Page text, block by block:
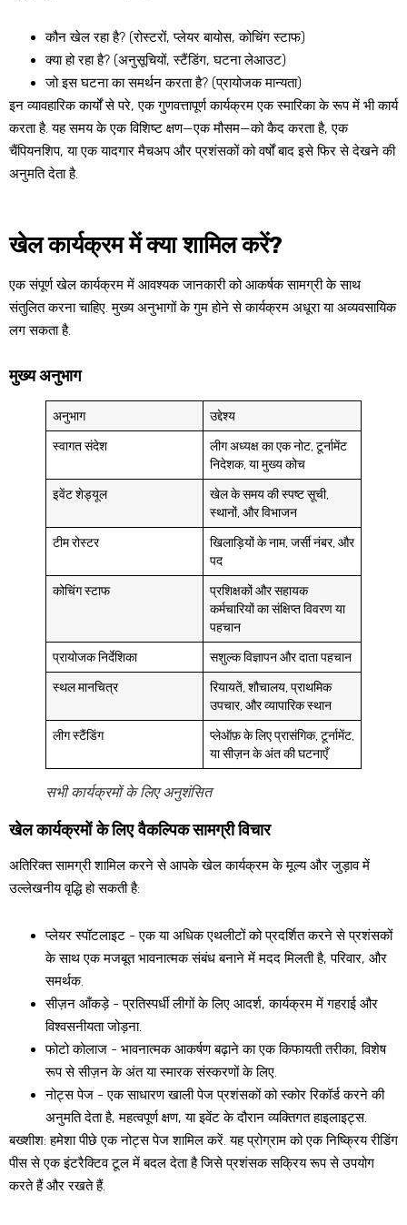
कौन खेल रहा है? (रोस्टरों, प्लेयर बायोस, कोचिंग स्टाफ)
क्या हो रहा है? (अनुसूचियों, स्टैंडिंग, घटना लेआउट)
जो इस घटना का समर्थन करता है? (प्रायोजक मान्यता)
इन व्यावहारिक कार्यों से परे, एक गुणवत्तापूर्ण कार्यक्रम एक स्मारिका के रूप में भी कार्य
करता है. यह समय के एक विशिष्ट क्षण—एक मौसम—को कैद करता है, एक
चैंपियनशिप, या एक यादगार मैचअप और प्रशंसकों को वर्षों बाद इसे फिर से देखने की
अनुमति देता है.
खेल कार्यक्रम में क्या शामिल करें?
एक संपूर्ण खेल कार्यक्रम में आवश्यक जानकारी को आकर्षक सामग्री के साथ
संतुलित करना चाहिए. मुख्य अनुभागों के गुम होने से कार्यक्रम अधूरा या अव्यवसायिक
लग सकता है.
मुख्य अनुभाग
अनुभाग उद्देश्य
स्वागत संदेश
लीग अध्यक्ष का एक नोट, टूर्नामेंट
निदेशक, या मुख्य कोच
इवेंट शेड्यूल
खेल के समय की स्पष्ट सूची,
स्थानों, और विभाजन
टीम रोस्टर
खिलाड़ियों के नाम, जर्सी नंबर, और
पद
कोचिंग स्टाफ
प्रशिक्षकों और सहायक
कर्मचारियों का संक्षिप्त विवरण या
पहचान
प्रायोजक निर्देशिका सशुल्क विज्ञापन और दाता पहचान
स्थल मानचित्र
रियायतें, शौचालय, प्राथमिक
उपचार, और व्यापारिक स्थान
लीग स्टैंडिंग
प्लेऑफ़ के लिए प्रासंगिक, टूर्नामेंट,
या सीज़न के अंत की घटनाएँ
सभी कार्यक्रमों के लिए अनुशंसित
खेल कार्यक्रमों के लिए वैकल्पिक सामग्री विचार
अतिरिक्त सामग्री शामिल करने से आपके खेल कार्यक्रम के मूल्य और जुड़ाव में
उल्लेखनीय वृद्धि हो सकती है:
प्लेयर स्पॉटलाइट - एक या अधिक एथलीटों को प्रदर्शित करने से प्रशंसकों
के साथ एक मजबूत भावनात्मक संबंध बनाने में मदद मिलती है, परिवार, और
समर्थक.
सीज़न आँकड़े - प्रतिस्पर्धी लीगों के लिए आदर्श, कार्यक्रम में गहराई और
विश्वसनीयता जोड़ना.
फोटो कोलाज - भावनात्मक आकर्षण बढ़ाने का एक किफायती तरीका, विशेष
रूप से सीज़न के अंत या स्मारक संस्करणों के लिए.
नोट्स पेज - एक साधारण खाली पेज प्रशंसकों को स्कोर रिकॉर्ड करने की
अनुमति देता है, महत्वपूर्ण क्षण, या इवेंट के दौरान व्यक्तिगत हाइलाइट्स.
बख्शीश: हमेशा पीछे एक नोट्स पेज शामिल करें. यह प्रोग्राम को एक निष्क्रिय रीडिंग
पीस से एक इंटरैक्टिव टूल में बदल देता है जिसे प्रशंसक सक्रिय रूप से उपयोग
करते हैं और रखते हैं.